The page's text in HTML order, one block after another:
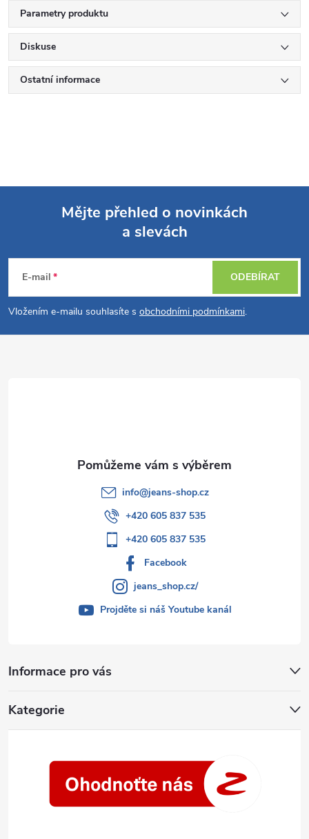
Parametry produktu
Diskuse
Ostatní informace
p
a
Mějte přehled o novinkách
a slevách
E-mail
Vložením e-mailu souhlasíte s obchodními podmínkami.
ODEBÍRAT
Informace pro vás
Kategorie
info@jeans-shop.cz
+420 605 837 535
+420 605 837 535
Facebook
jeans_shop.cz/
Projděte si náš Youtube kanál